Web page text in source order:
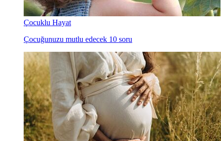
Çocuklu Hayat
Çocuğunuzu mutlu edecek 10 soru